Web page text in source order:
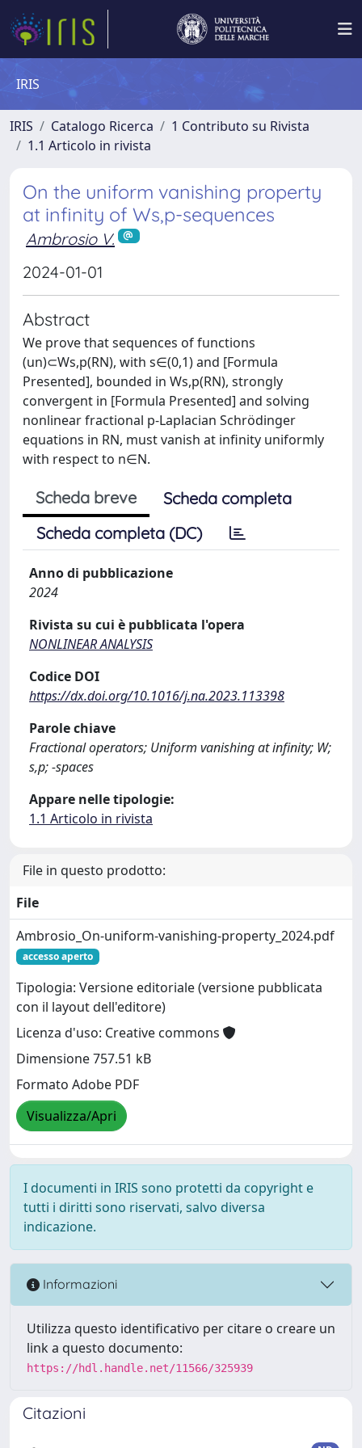
IRIS
IRIS Catalogo Ricerca
1 Contributo su Rivista
1.1 Articolo in rivista
On the uniform vanishing property
at infinity of Ws,p-sequences
Ambrosio V.
2024-01-01
Abstract
We prove that sequences of functions
(un)⊂Ws,p(RN), with s∈(0,1) and [Formula
Presented], bounded in Ws,p(RN), strongly
convergent in [Formula Presented] and solving
nonlinear fractional p-Laplacian Schrödinger
equations in RN, must vanish at infinity uniformly
with respect to n∈N.
Scheda breve
Scheda completa
Scheda completa (DC)
Anno di pubblicazione
2024
Rivista su cui è pubblicata l'opera
NONLINEAR ANALYSIS
Codice DOI
https://dx.doi.org/10.1016/j.na.2023.113398
Parole chiave
Fractional operators; Uniform vanishing at infinity; W;
s,p; -spaces
Appare nelle tipologie:
1.1 Articolo in rivista
File in questo prodotto:
File
Ambrosio_On-uniform-vanishing-property_2024.pdf
accesso aperto
Tipologia: Versione editoriale (versione pubblicata
con il layout dell'editore)
Licenza d'uso: Creative commons
Dimensione 757.51 kB
Formato Adobe PDF
Visualizza/Apri
I documenti in IRIS sono protetti da copyright e
tutti i diritti sono riservati, salvo diversa
indicazione.
Informazioni
Utilizza questo identificativo per citare o creare un
link a questo documento:
https://hdl.handle.net/11566/325939
Citazioni